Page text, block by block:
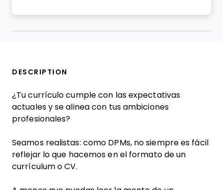
DESCRIPTION
¿Tu currículo cumple con las expectativas
actuales y se alinea con tus ambiciones
profesionales?
Seamos realistas: como DPMs, no siempre es fácil
reflejar lo que hacemos en el formato de un
currículum o CV.